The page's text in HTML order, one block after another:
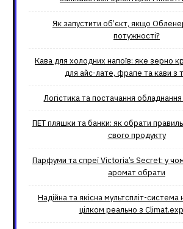
Як запустити об’єкт, якщо
потужності?
Кава для холодних напоїв: яке зерно
для айс-лате, фрапе та кави з
Логістика та постачання
ПЕТ пляшки та банки: як обрати
свого продукту
Парфуми та спреї Victoria’s Secret: у
аромат обрати
Надійна та якісна мультспліт-
цілком реально з